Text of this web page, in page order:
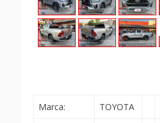
Marca: TOYOTA